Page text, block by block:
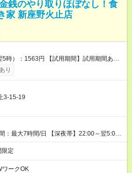
銭のやり取りほぼなし！食
家 新座野火止店
【試用期間】試用期間あり
月 雇用形態、給与は本採用時と同じです。
日（※条件変更なし）ですが、切り上げで
り
3-15-19
：最大7時間/日 【深夜帯】22:00～翌5:00
※22:00から翌5:00までは18歳以上の方
未満の深夜業務禁止のため） ★深夜で
の勤務を行いますので、安心して働けま
定
ワークOK